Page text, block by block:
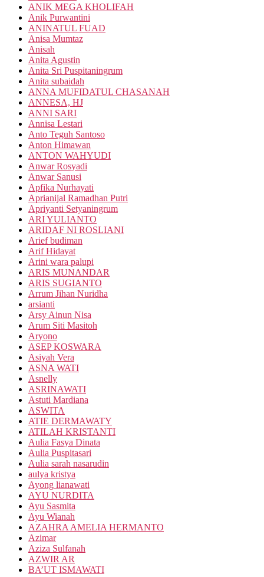
ANIK MEGA KHOLIFAH
Anik Purwantini
ANINATUL FUAD
Anisa Mumtaz
Anisah
Anita Agustin
Anita Sri Puspitaningrum
Anita subaidah
ANNA MUFIDATUL CHASANAH
ANNESA, HJ
ANNI SARI
Annisa Lestari
Anto Teguh Santoso
Anton Himawan
ANTON WAHYUDI
Anwar Rosyadi
Anwar Sanusi
Apfika Nurhayati
Aprianijal Ramadhan Putri
Apriyanti Setyaningrum
ARI YULIANTO
ARIDAF NI ROSLIANI
Arief budiman
Arif Hidayat
Arini wara palupi
ARIS MUNANDAR
ARIS SUGIANTO
Arrum Jihan Nuridha
arsianti
Arsy Ainun Nisa
Arum Siti Masitoh
Aryono
ASEP KOSWARA
Asiyah Vera
ASNA WATI
Asnelly
ASRINAWATI
Astuti Mardiana
ASWITA
ATIE DERMAWATY
ATILAH KRISTANTI
Aulia Fasya Dinata
Aulia Puspitasari
Aulia sarah nasarudin
aulya kristya
Ayong lianawati
AYU NURDITA
Ayu Sasmita
Ayu Wianah
AZAHRA AMELIA HERMANTO
Azimar
Aziza Sulfanah
AZWIR AR
BA’UT ISMAWATI